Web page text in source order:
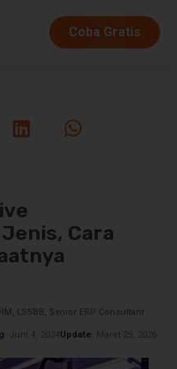
Coba Gratis
Cara
LSSBB, Senior ERP Consultant
: Juni 4, 2024Update : Maret 25, 2026